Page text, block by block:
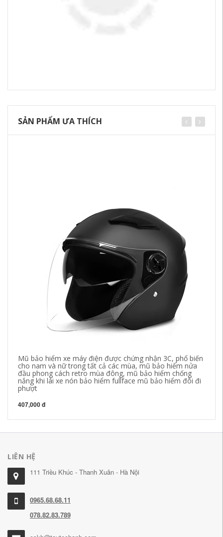
SẢN PHẨM ƯA THÍCH
Mũ bảo hiểm xe máy điện được chứng nhận 3C, phổ biến
cho nam và nữ trong tất cả các mùa, mũ bảo hiểm nửa
đầu phong cách retro mùa đông, mũ bảo hiểm chống
nắng khi lái xe nón bảo hiểm fullface mũ bảo hiểm đôi đi
phượt
407,000 đ
LIÊN HỆ
111 Triều Khúc - Thanh Xuân - Hà Nội
0965.68.68.11
078.82.83.789